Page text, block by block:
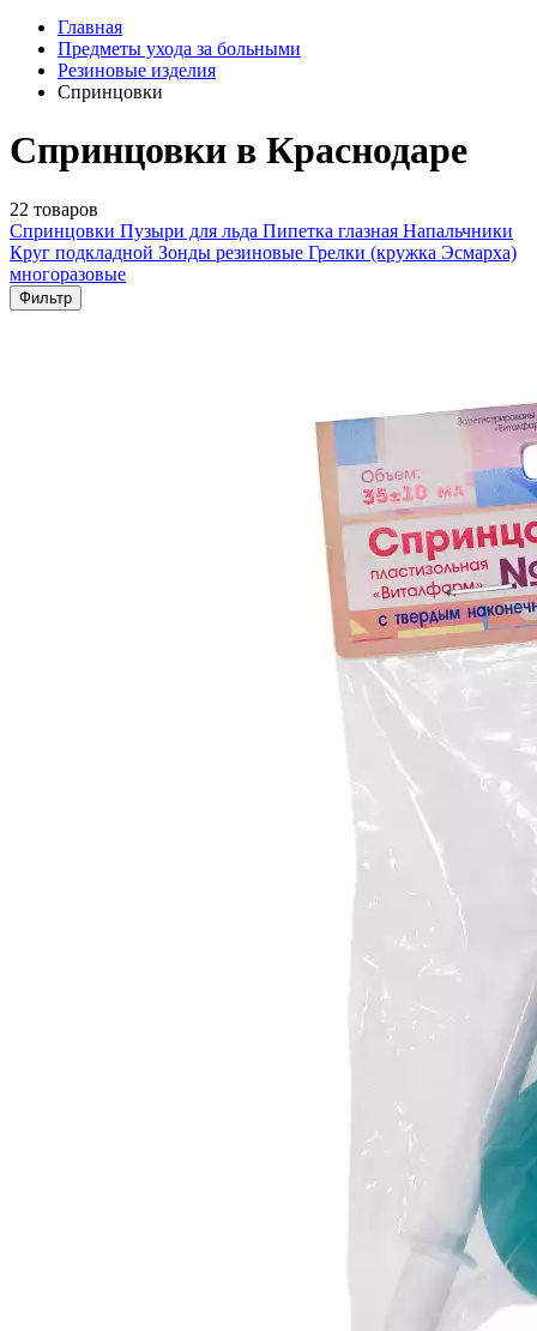
Главная
Предметы ухода за больными
Резиновые изделия
Спринцовки
Спринцовки в Краснодаре
22 товаров
Спринцовки Пузыри для льда Пипетка глазная Напальчники
Круг подкладной Зонды резиновые Грелки (кружка Эсмарха)
многоразовые
Фильтр